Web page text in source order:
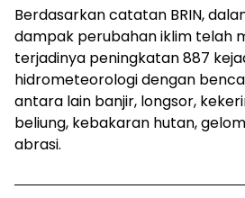
Berdasarkan catatan BRIN,
dampak perubahan iklim telah
terjadinya peningkatan 887
hidrometeorologi dengan
antara lain banjir, longsor,
beliung, kebakaran hutan,
abrasi.